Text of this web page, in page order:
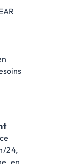
24,
en